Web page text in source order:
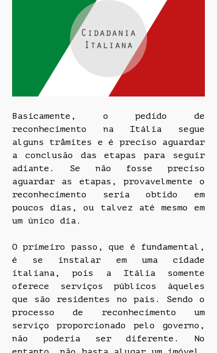
Basicamente, o pedido de
reconhecimento na Itália segue
alguns trâmites e é preciso aguardar
a conclusão das etapas para seguir
adiante. Se não fosse preciso
aguardar as etapas, provavelmente o
reconhecimento seria obtido em
poucos dias, ou talvez até mesmo em
um único dia.
O primeiro passo, que é fundamental,
é se instalar em uma cidade
italiana, pois a Itália somente
oferece serviços públicos àqueles
que são residentes no país. Sendo o
processo de reconhecimento um
serviço proporcionado pelo governo,
não poderia ser diferente. No